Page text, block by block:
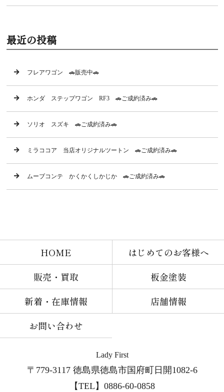
最近の投稿
フレアワゴン 🚗販売中🚗
ホンダ ステップワゴン RF3 🚗ご成約済み🚗
ソリオ スズキ 🚗ご成約済み🚗
ミラココア 当店オリジナルツートン 🚗ご成約済み🚗
ムーブコンテ かくかくしかじか 🚗ご成約済み🚗
HOME
はじめてのお客様へ
販売・買取
板金塗装
新着・在庫情報
店舗情報
お問い合わせ
Lady First
〒779-3117 徳島県徳島市国府町日開1082-6
【TEL】0886-60-0858